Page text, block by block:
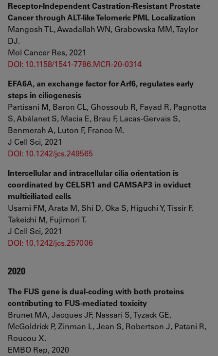
Receptor-Independent Castration-Resistant Prostate
Cancer through ALT-like Telomeric PML Localization
Mangosh TL, Awadallah WN, Grabowska MM, Taylor
DJ.
Mol Cancer Res, 2021
DOI: 10.1158/1541-7786.MCR-20-0314
EFA6A, an exchange factor for Arf6, regulates early
steps in ciliogenesis
Partisani M, Baron CL, Ghossoub R, Fayad R, Pagnotta
S, Abélanet S, Macia E, Brau F, Lacas-Gervais S,
Benmerah A, Luton F, Franco M.
J Cell Sci, 2021
DOI: 10.1242/jcs.249565
Intercellular and intracellular cilia orientation is
coordinated by CELSR1 and CAMSAP3 in oviduct
multiciliated cells
Usami FM, Arata M, Shi D, Oka S, Higuchi Y, Tissir F,
Takeichi M, Fujimori T.
J Cell Sci, 2021
DOI: 10.1242/jcs.257006
2020
The FUS gene is dual-coding with both proteins
contributing to FUS-mediated toxicity
Brunet MA, Jacques JF, Nassari S, Tyzack GE,
McGoldrick P, Zinman L, Jean S, Robertson J, Patani R,
Roucou X.
EMBO Rep, 2020